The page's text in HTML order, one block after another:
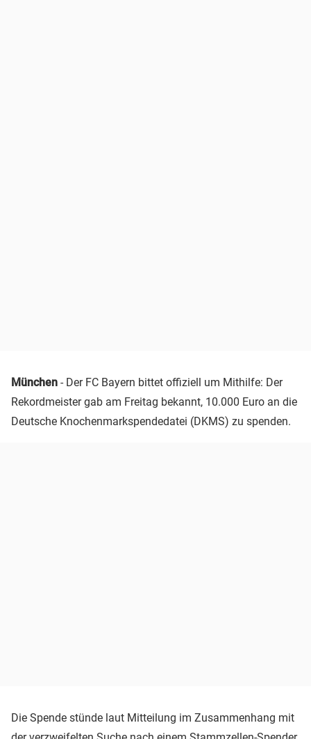
München - Der FC Bayern bittet offiziell um Mithilfe: Der
Rekordmeister gab am Freitag bekannt, 10.000 Euro an die
Deutsche Knochenmarkspendedatei (DKMS) zu spenden.
Die Spende stünde laut Mitteilung im Zusammenhang mit